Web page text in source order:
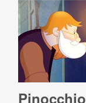
Pinocchio